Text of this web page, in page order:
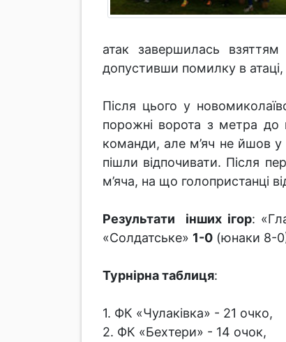
атак завершилась
допустивши помилку в атаці,
Після цього у
порожні ворота з метра до
команди, але м’яч не йшов у
пішли відпочивати. Після
м’яча, на що голопристанці
Результати інших ігор:
«Солдатське» 1-0 (юнаки 8-
Турнірна таблиця:
1. ФК «Чулаківка» - 21 очко,
2. ФК «Бехтери» - 14 очок,